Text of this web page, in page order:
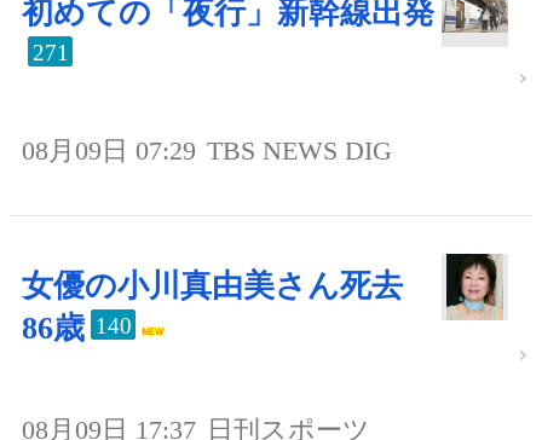
初めての「夜行」新幹線出発
271
08月09日 07:29 TBS NEWS DIG
女優の小川真由美さん死去
86歳 140
08月09日 17:37 日刊スポーツ